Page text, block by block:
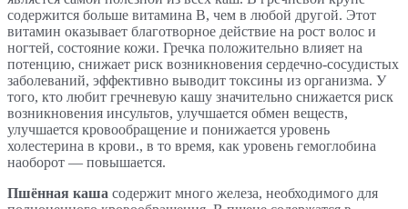
содержится больше витамина В, чем в любой другой. Этот
витамин оказывает благотворное действие на рост волос и
ногтей, состояние кожи. Гречка положительно влияет на
потенцию, снижает риск возникновения сердечно-сосудистых
заболеваний, эффективно выводит токсины из организма. У
того, кто любит гречневую кашу значительно снижается риск
возникновения инсультов, улучшается обмен веществ,
улучшается кровообращение и понижается уровень
холестерина в крови., в то время, как уровень гемоглобина
наоборот — повышается.
Пшённая каша содержит много железа, необходимого для